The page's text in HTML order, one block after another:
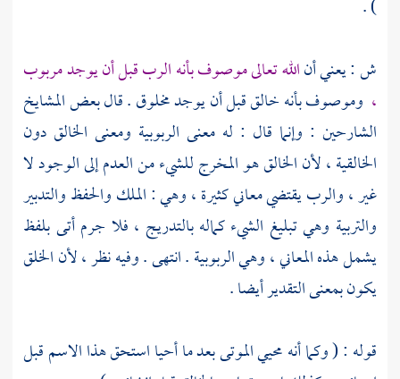
) .
ش : يعني أنالله تعالى موصوف بأنه الرب قبل أن يوجد مربوب
، وموصوف بأنه خالق قبل أن يوجد مخلوق . قال بعض المشايخ
الشارحين : وإنما قال : له معنى الربوبية ومعنى الخالق دون
الخالقية ، لأن الخالق هو المخرج للشيء من العدم إلى الوجود لا
غير ، والرب يقتضي معاني كثيرة ، وهي : الملك والحفظ والتدبير
والتربية وهي تبليغ الشيء كماله بالتدريج ، فلا جرم أتى بلفظ
يشمل هذه المعاني ، وهي الربوبية . انتهى . وفيه نظر ، لأن الخلق
يكون بمعنى التقدير أيضا .
قوله : ( وكما أنه محيي الموتى بعد ما أحيا استحق هذا الاسم قبل